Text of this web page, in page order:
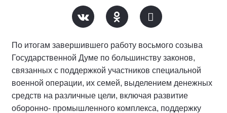
По итогам завершившего работу восьмого созыва
Государственной Думе по большинству законов,
связанных с поддержкой участников специальной
военной операции, их семей, выделением денежных
средств на различные цели, включая развитие
оборонно- промышленного комплекса, поддержку